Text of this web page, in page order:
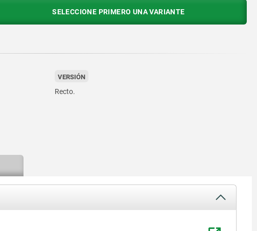
SELECCIONE PRIMERO UNA VARIANTE
VERSIÓN
Recto.